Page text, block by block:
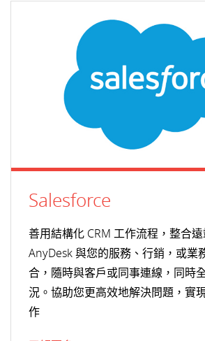
Salesforce
善用結構化 CRM 工作流程，整合
AnyDesk 與您的服務、行銷，或業
合，隨時與客戶或同事連線，同時
況。協助您更高效地解決問題，實
作